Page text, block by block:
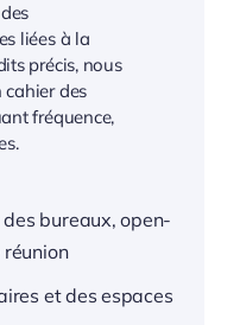
liées à la
précis, nous
des
fréquence,
bureaux, open-
et des espaces